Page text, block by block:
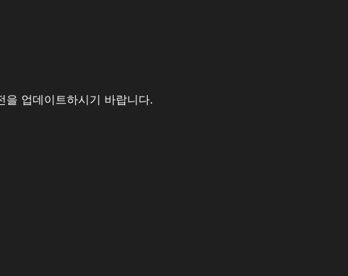
업데이트하시기 바랍니다.